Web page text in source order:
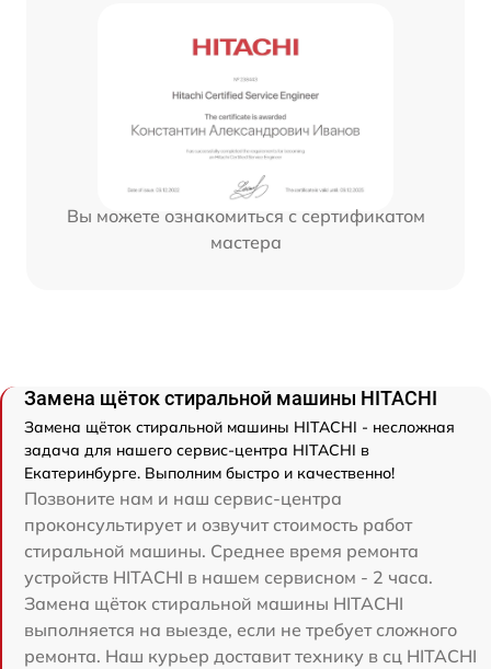
Вы можете ознакомиться с сертификатом
мастера
Замена щёток стиральной машины HITACHI
Замена щёток стиральной машины HITACHI - несложная
задача для нашего сервис-центра HITACHI в
Екатеринбурге. Выполним быстро и качественно!
Позвоните нам и наш сервис-центра
проконсультирует и озвучит стоимость работ
стиральной машины. Среднее время ремонта
устройств HITACHI в нашем сервисном - 2 часа.
Замена щёток стиральной машины HITACHI
выполняется на выезде, если не требует сложного
ремонта. Наш курьер доставит технику в сц HITACHI